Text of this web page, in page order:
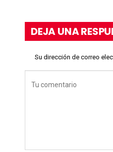
DEJA UNA
Su dirección de correo